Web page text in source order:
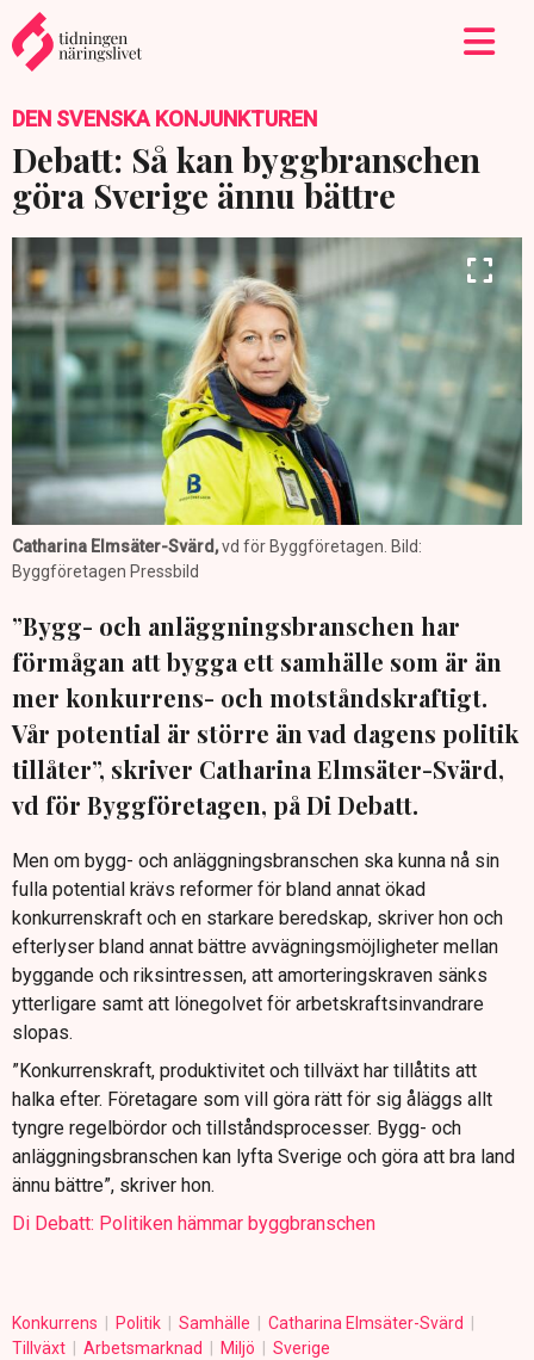
DEN SVENSKA KONJUNKTUREN
Debatt: Så kan byggbranschen
göra Sverige ännu bättre
Catharina Elmsäter-Svärd,vd för Byggföretagen. Bild:
Byggföretagen Pressbild
”Bygg- och anläggningsbranschen har
förmågan att bygga ett samhälle som är än
mer konkurrens- och motståndskraftigt.
Vår potential är större än vad dagens politik
tillåter”, skriver Catharina Elmsäter-Svärd,
vd för Byggföretagen, på Di Debatt.
Men om bygg- och anläggningsbranschen ska kunna nå sin
fulla potential krävs reformer för bland annat ökad
konkurrenskraft och en starkare beredskap, skriver hon och
efterlyser bland annat bättre avvägningsmöjligheter mellan
byggande och riksintressen, att amorteringskraven sänks
ytterligare samt att lönegolvet för arbetskraftsinvandrare
slopas.
”Konkurrenskraft, produktivitet och tillväxt har tillåtits att
halka efter. Företagare som vill göra rätt för sig åläggs allt
tyngre regelbördor och tillståndsprocesser. Bygg- och
anläggningsbranschen kan lyfta Sverige och göra att bra land
ännu bättre”, skriver hon.
Di Debatt: Politiken hämmar byggbranschen
Konkurrens Politik Samhälle
Catharina Elmsäter-Svärd
Tillväxt
Arbetsmarknad Miljö Sverige